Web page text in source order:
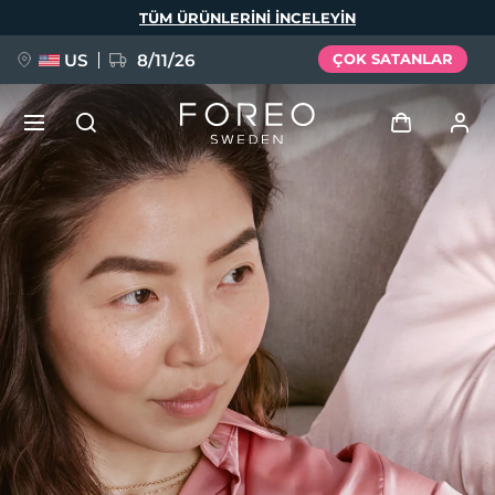
TÜM ÜRÜNLERINI INCELEYIN
US 8/11/26 ÇOK SATANLAR
Giriş
Kullanici profi̇li̇
Cihazlarım
Siparişlerim
Adresim
Aboneliklerim
YENİ
FAQ™ Pure Beauty-Tech Elixir
BREAKING NEWS
issa™ Teeth Whitening Set
Dil Seçimi
English Deutsch
Español
Français
Italiano
Português
Polski
Svenska
Русский
Türkçe
简体中文 繁體中文